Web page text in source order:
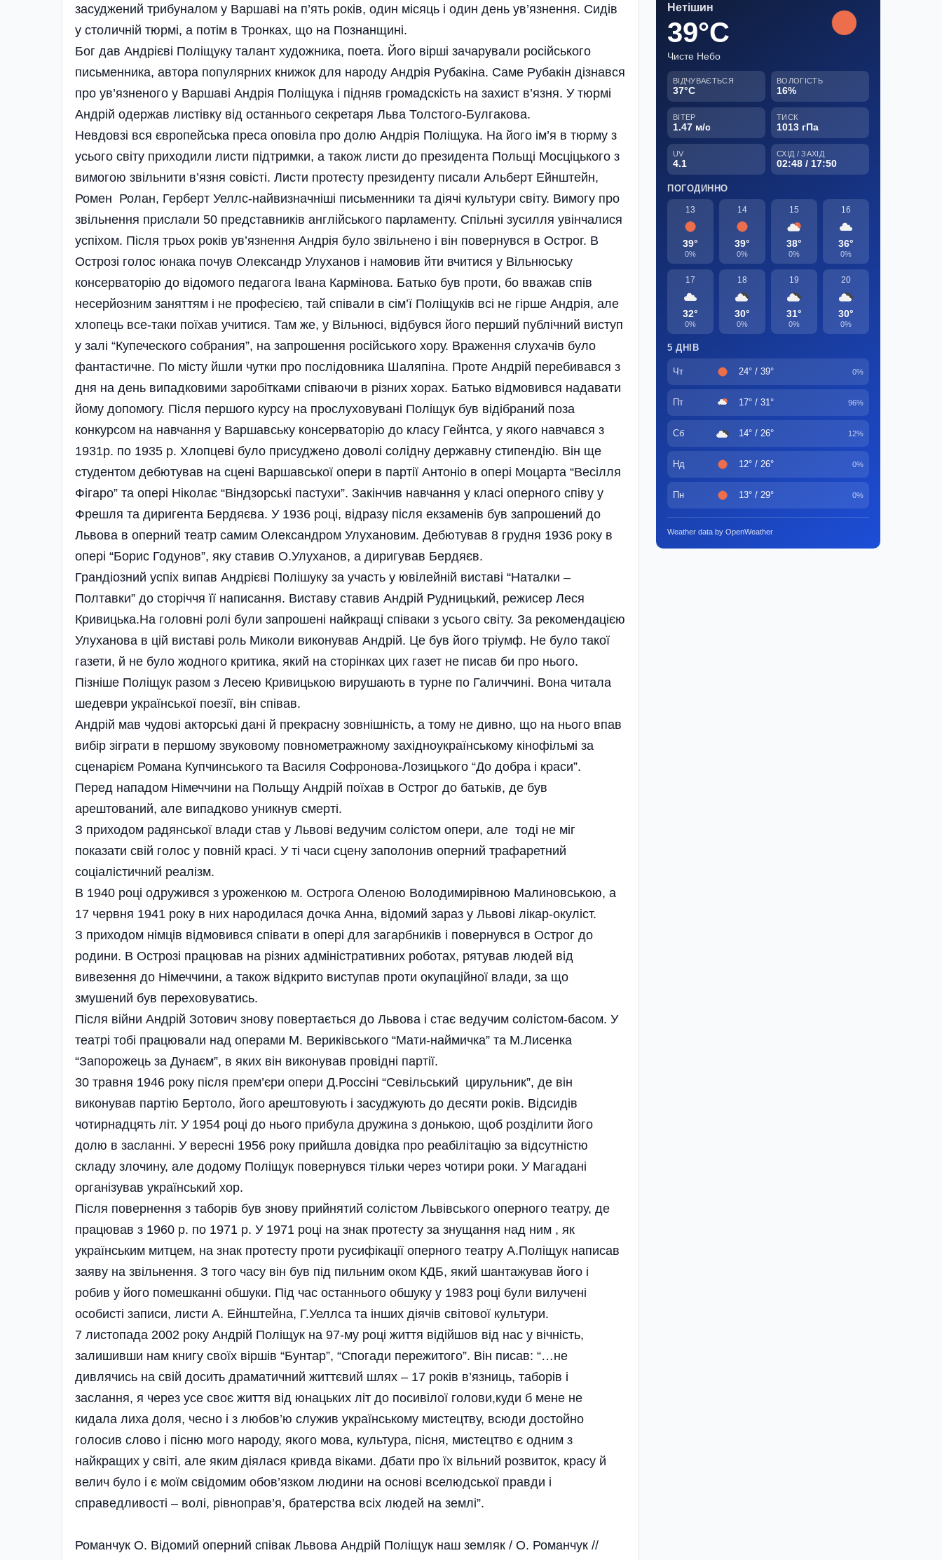
засуджений трибуналом у Варшаві на п’ять років, один місяць і один день ув’язнення. Сидів
у столичній тюрмі, а потім в Тронках, що на Познанщині.
Бог дав Андрієві Поліщуку талант художника, поета. Його вірші зачарували російського
письменника, автора популярних книжок для народу Андрія Рубакіна. Саме Рубакін дізнався
про ув’язненого у Варшаві Андрія Поліщука і підняв громадскість на захист в’язня. У тюрмі
Андрій одержав листівку від останнього секретаря Льва Толстого-Булгакова.
Невдовзі вся європейська преса оповіла про долю Андрія Поліщука. На його ім’я в тюрму з
усього світу приходили листи підтримки, а також листи до президента Польщі Мосціцького з
вимогою звільнити в’язня совісті. Листи протесту президенту писали Альберт Ейнштейн,
Ромен Ролан, Герберт Уеллс-найвизначніші письменники та діячі культури світу. Вимогу про
звільнення прислали 50 представників англійського парламенту. Спільні зусилля увінчалися
успіхом. Після трьох років ув’язнення Андрія було звільнено і він повернувся в Острог. В
Острозі голос юнака почув Олександр Улуханов і намовив йти вчитися у Вільнюську
консерваторію до відомого педагога Івана Кармінова. Батько був проти, бо вважав спів
несерйозним заняттям і не професією, тай співали в сім’ї Поліщуків всі не гірше Андрія, але
хлопець все-таки поїхав учитися. Там же, у Вільнюсі, відбувся його перший публічний виступ
у залі “Купеческого собрания”, на запрошення російського хору. Враження слухачів було
фантастичне. По місту йшли чутки про послідовника Шаляпіна. Проте Андрій перебивався з
дня на день випадковими заробітками співаючи в різних хорах. Батько відмовився надавати
йому допомогу. Після першого курсу на прослуховувані Поліщук був відібраний поза
конкурсом на навчання у Варшавську консерваторію до класу Гейнтса, у якого навчався з
1931р. по 1935 р. Хлопцеві було присуджено доволі солідну державну стипендію. Він ще
студентом дебютував на сцені Варшавської опери в партії Антоніо в опері Моцарта “Весілля
Фігаро” та опері Ніколає “Віндзорські пастухи”. Закінчив навчання у класі оперного співу у
Фрешля та диригента Бердяєва. У 1936 році, відразу після екзаменів був запрошений до
Львова в оперний театр самим Олександром Улухановим. Дебютував 8 грудня 1936 року в
опері “Борис Годунов”, яку ставив О.Улуханов, а диригував Бердяєв.
Грандіозний успіх випав Андрієві Полішуку за участь у ювілейній виставі “Наталки –
Полтавки” до сторіччя її написання. Виставу ставив Андрій Рудницький, режисер Леся
Кривицька.На головні ролі були запрошені найкращі співаки з усього світу. За рекомендацією
Улуханова в цій виставі роль Миколи виконував Андрій. Це був його тріумф. Не було такої
газети, й не було жодного критика, який на сторінках цих газет не писав би про нього.
Пізніше Поліщук разом з Лесею Кривицькою вирушають в турне по Галиччині. Вона читала
шедеври української поезії, він співав.
Андрій мав чудові акторські дані й прекрасну зовнішність, а тому не дивно, що на нього впав
вибір зіграти в першому звуковому повнометражному західноукраїнському кінофільмі за
сценарієм Романа Купчинського та Василя Софронова-Лозицького “До добра і краси”.
Перед нападом Німеччини на Польщу Андрій поїхав в Острог до батьків, де був
арештований, але випадково уникнув смерті.
З приходом радянської влади став у Львові ведучим солістом опери, але тоді не міг
показати свій голос у повній красі. У ті часи сцену заполонив оперний трафаретний
соціалістичний реалізм.
В 1940 році одружився з уроженкою м. Острога Оленою Володимирівною Малиновською, а
17 червня 1941 року в них народилася дочка Анна, відомий зараз у Львові лікар-окуліст.
З приходом німців відмовився співати в опері для загарбників і повернувся в Острог до
родини. В Острозі працював на різних адміністративних роботах, рятував людей від
вивезення до Німеччини, а також відкрито виступав проти окупаційної влади, за що
змушений був переховуватись.
Після війни Андрій Зотович знову повертається до Львова і стає ведучим солістом-басом. У
театрі тобі працювали над операми М. Вериківського “Мати-наймичка” та М.Лисенка
“Запорожець за Дунаєм”, в яких він виконував провідні партії.
30 травня 1946 року після прем’єри опери Д.Россіні “Севільський цирульник”, де він
виконував партію Бертоло, його арештовують і засуджують до десяти років. Відсидів
чотирнадцять літ. У 1954 році до нього прибула дружина з донькою, щоб розділити його
долю в засланні. У вересні 1956 року прийшла довідка про реабілітацію за відсутністю
складу злочину, але додому Поліщук повернувся тільки через чотири роки. У Магадані
організував український хор.
Після повернення з таборів був знову прийнятий солістом Львівського оперного театру, де
працював з 1960 р. по 1971 р. У 1971 році на знак протесту за знущання над ним , як
українським митцем, на знак протесту проти русифікації оперного театру А.Поліщук написав
заяву на звільнення. З того часу він був під пильним оком КДБ, який шантажував його і
робив у його помешканні обшуки. Під час останнього обшуку у 1983 році були вилучені
особисті записи, листи А. Ейнштейна, Г.Уеллса та інших діячів світової культури.
7 листопада 2002 року Андрій Поліщук на 97-му році життя відійшов від нас у вічність,
залишивши нам книгу своїх віршів “Бунтар”, “Спогади пережитого”. Він писав: “…не
дивлячись на свій досить драматичний життєвий шлях – 17 років в’язниць, таборів і
заслання, я через усе своє життя від юнацьких літ до посивілої голови,куди б мене не
кидала лиха доля, чесно і з любов’ю служив українському мистецтву, всюди достойно
голосив слово і пісню мого народу, якого мова, культура, пісня, мистецтво є одним з
найкращих у світі, але яким діялася кривда віками. Дбати про їх вільний розвиток, красу й
велич було і є моїм свідомим обов’язком людини на основі вселюдської правди і
справедливості – волі, рівноправ’я, братерства всіх людей на землі”.
Романчук О. Відомий оперний співак Львова Андрій Поліщук наш земляк / О. Романчук //
Нетішин
39°C
Чисте Небо
ВІДЧУВАЄТЬСЯ
37°C
ВОЛОГІСТЬ
16%
ВІТЕР
1.47 м/с
ТИСК
1013 гПа
UV
4.1
СХІД / ЗАХІД
02:48 / 17:50
ПОГОДИННО
13
39°
0%
14
39°
0%
15
38°
0%
16
36°
0%
17
32°
0%
18
30°
0%
19
31°
0%
20
30°
0%
5 ДНІВ
Чт 24° / 39° 0%
Пт 17° / 31° 96%
Сб 14° / 26° 12%
Нд 12° / 26° 0%
Пн 13° / 29° 0%
Weather data by OpenWeather